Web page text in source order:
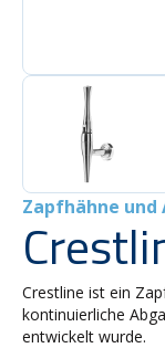
Zapfhähne
Crestline ist ein
kontinuierliche
entwickelt wurde.